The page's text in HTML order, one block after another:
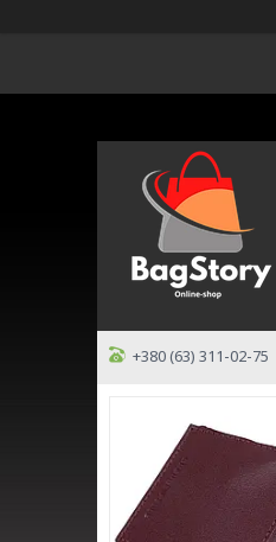
+380 (63) 311-02-75